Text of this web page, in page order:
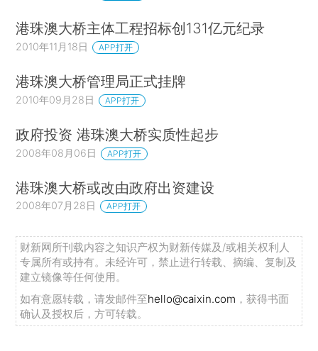
港珠澳大桥主体工程招标创131亿元纪录
2010年11月18日 APP打开
港珠澳大桥管理局正式挂牌
2010年09月28日 APP打开
政府投资 港珠澳大桥实质性起步
2008年08月06日 APP打开
港珠澳大桥或改由政府出资建设
2008年07月28日 APP打开
财新网所刊载内容之知识产权为财新传媒及/或相关权利人
专属所有或持有。未经许可，禁止进行转载、摘编、复制及
建立镜像等任何使用。
如有意愿转载，请发邮件至hello@caixin.com ，获得书面
确认及授权后，方可转载。